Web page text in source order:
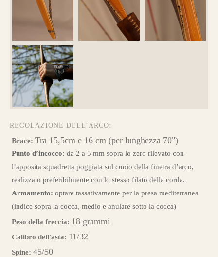
REGOLAZIONE DELL’ARCO:
Brace: Tra 15,5cm e 16 cm (per lunghezza 70")
Punto d’incocco: da 2 a 5 mm sopra lo zero rilevato con
l’apposita squadretta poggiata sul cuoio della finetra d’arco,
realizzato preferibilmente con lo stesso filato della corda.
Armamento: optare tassativamente per la presa mediterranea
(indice sopra la cocca, medio e anulare sotto la cocca)
Peso della freccia: 18 grammi
Calibro dell'asta: 11/32
Spine: 45/50